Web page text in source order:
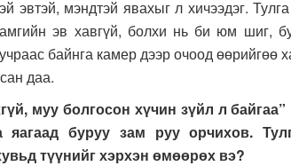
мэндтэй явахыг л хичээдэг. Тулга
эв хавгүй, болхи нь би юм шиг,
байнга камер дээр очоод өөрийгөө
даа.
муу болгосон хүчин зүйл л байгаа”
яагаад буруу зам руу орчихов.
түүнийг хэрхэн өмөөрөх вэ?